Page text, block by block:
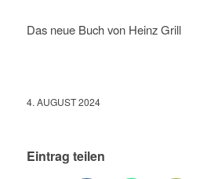
Das neue Buch von Heinz Grill
4. AUGUST 2024
Eintrag teilen